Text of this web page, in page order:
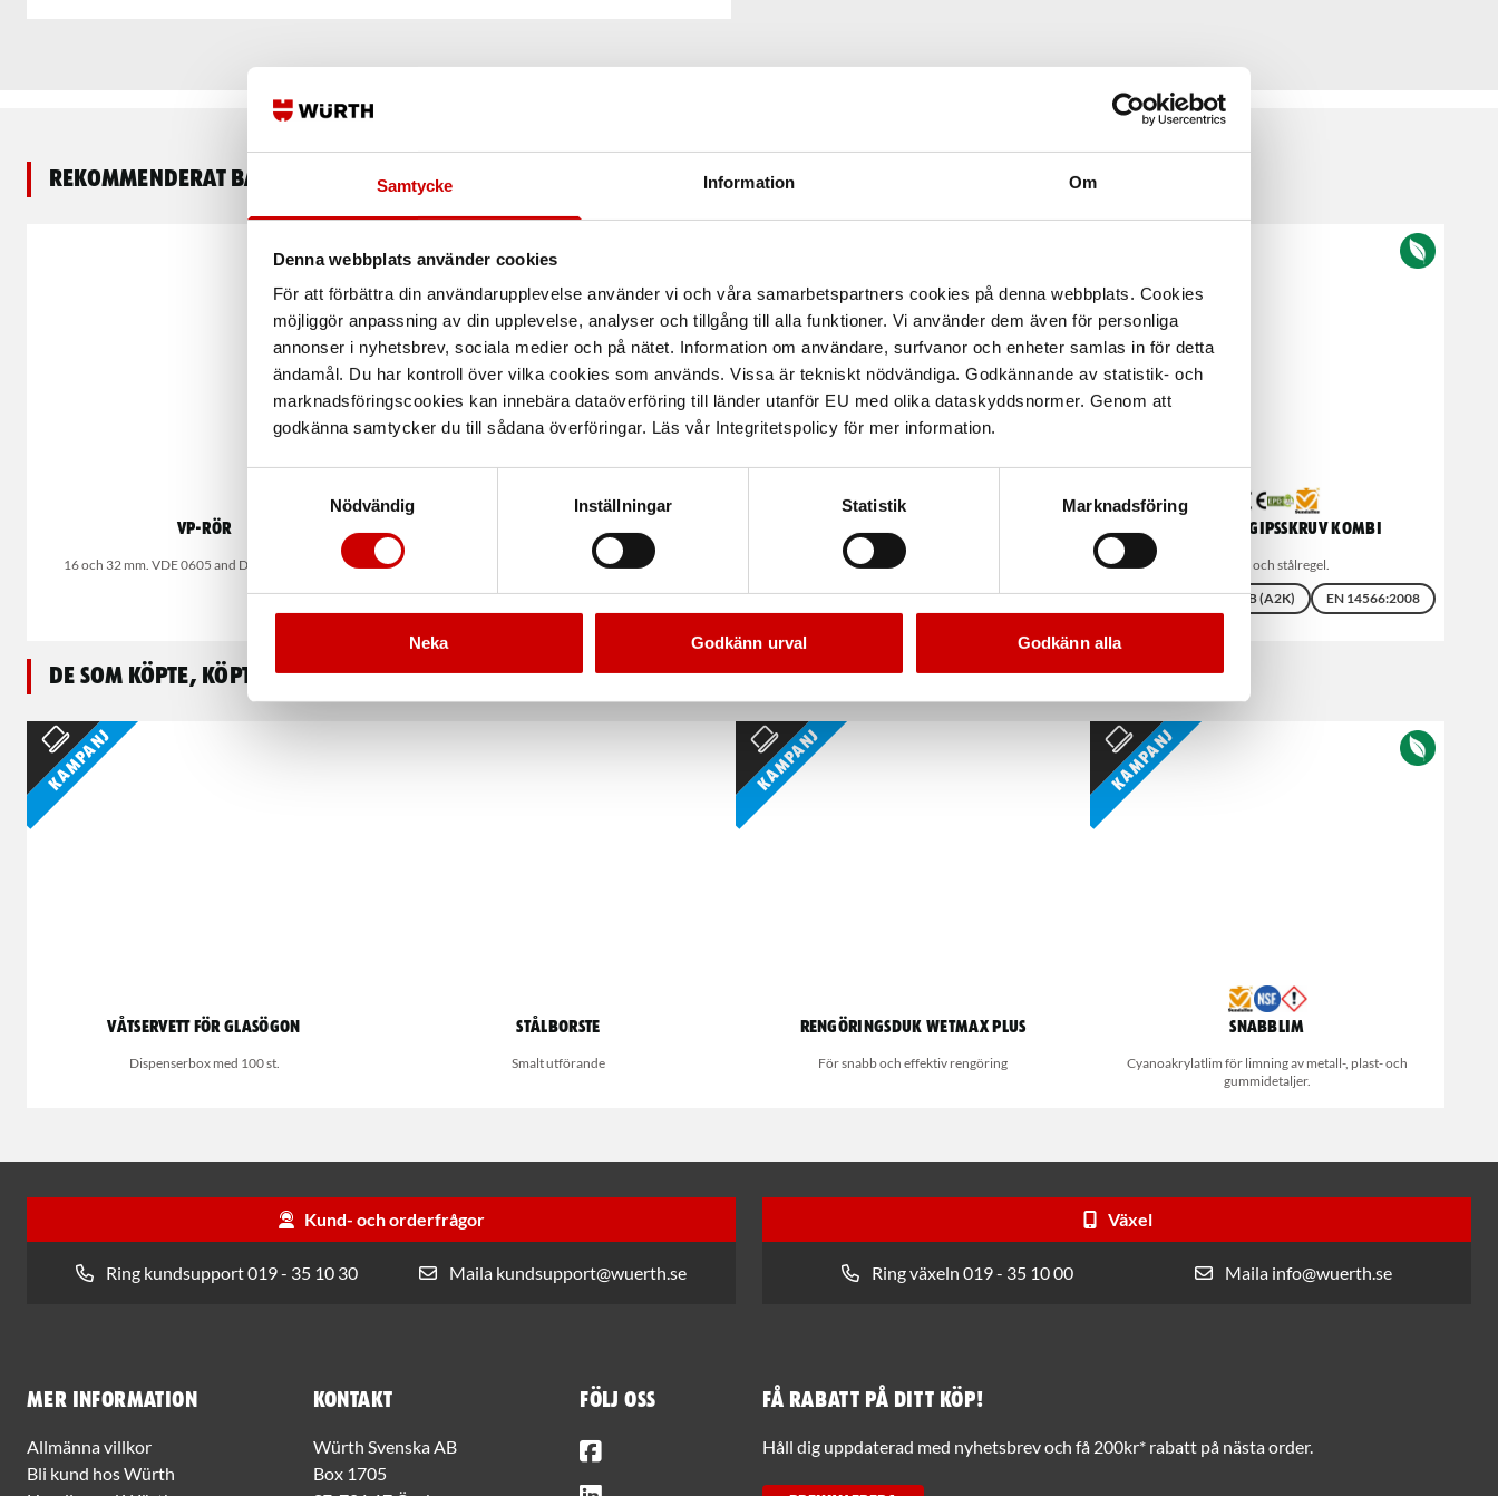
Samtycke Information Om
Denna webbplats använder cookies
För att förbättra din användarupplevelse använder vi och våra samarbetspartners cookies på denna webbplats. Cookies
möjliggör anpassning av din upplevelse, analyser och tillgång till alla funktioner. Vi använder dem även för personliga
annonser i nyhetsbrev, sociala medier och på nätet. Information om användare, surfvanor och enheter samlas in för detta
ändamål. Du har kontroll över vilka cookies som används. Vissa är tekniskt nödvändiga. Godkännande av statistik- och
marknadsföringscookies kan innebära dataöverföring till länder utanför EU med olika dataskyddsnormer. Genom att
godkänna samtycker du till sådana överföringar. Läs vår Integritetspolicy för mer information.
Nödvändig
Inställningar Statistik Marknadsföring
Neka Godkänn urval Godkänn alla
Rekommenderat baserat på vald produkt
VP-rör
16 och 32 mm. VDE 0605 and DIN EN 61386-21
Hålsåg HIO Dosinsats 1 1/2
Dosinsats 1 1/2
Hålsåg HSS bimetall Longlife
För alla typer av stål
Rakbandad gipsskruv Kombi
För trä- och stålregel.
Stål
Förzinkad FZB (A2K) EN 14566:2008
De som köpte, köpte även
Kampanj
Våtservett för glasögon
Dispenserbox med 100 st.
Stålborste
Smalt utförande
Kampanj
Rengöringsduk Wetmax Plus
För snabb och effektiv rengöring
Kampanj
Snabblim
Cyanoakrylatlim för limning av metall-, plast- och
gummidetaljer.
Kund- och orderfrågor
Ring kundsupport 019 - 35 10 30 Maila kundsupport@wuerth.se
Växel
Ring växeln 019 - 35 10 00 Maila info@wuerth.se
Mer information
Allmänna villkor
Bli kund hos Würth
Kontakt
Würth Svenska AB
Box 1705
Följ oss Få rabatt på ditt köp!
Håll dig uppdaterad med nyhetsbrev och få 200kr* rabatt på nästa order.